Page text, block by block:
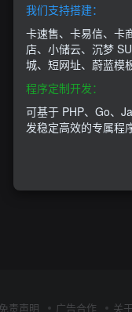
免责声明 广告合作 关
我们支持搭建：
卡速售、卡易信、卡
店、小储云、沉梦
城、短网址、蔚蓝模
程序定制开发：
可基于 PHP、Go、
发稳定高效的专属程